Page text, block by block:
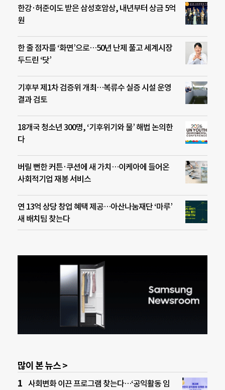
한강·허준이도 받은 삼성호암상, 내년부터 상금 5억
원
한 줄 점자를 ‘화면’으로…50년 난제 풀고 세계시장
두드린 ‘닷’
기후부 제1차 검증위 개최…복류수 실증 시설 운영
결과 검토
18개국 청소년 300명, ‘기후위기와 물’ 해법 논의한
다
버릴 뻔한 커튼·쿠션에 새 가치…이케아에 들어온
사회적기업 재봉 서비스
연 13억 상당 창업 혜택 제공…아산나눔재단 ‘마루’
새 배치팀 찾는다
많이 본 뉴스 >
사회변화 이끈 프로그램 찾는다…‘공익활동 임